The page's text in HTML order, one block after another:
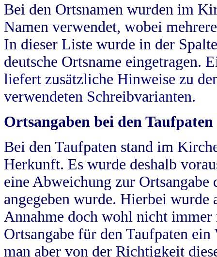
Bei den Ortsnamen wurden im
Namen verwendet, wobei
In dieser Liste wurde in der
deutsche Ortsname eingetragen.
liefert zusätzliche Hinweise zu
verwendeten Schreibvarianten.
Ortsangaben bei den Taufpaten
Bei den Taufpaten stand im
Herkunft. Es wurde deshalb
eine Abweichung zur
angegeben wurde. Hierbei wurde
Annahme doch wohl nicht
Ortsangabe für den Taufpaten
man aber von der Richtigkeit